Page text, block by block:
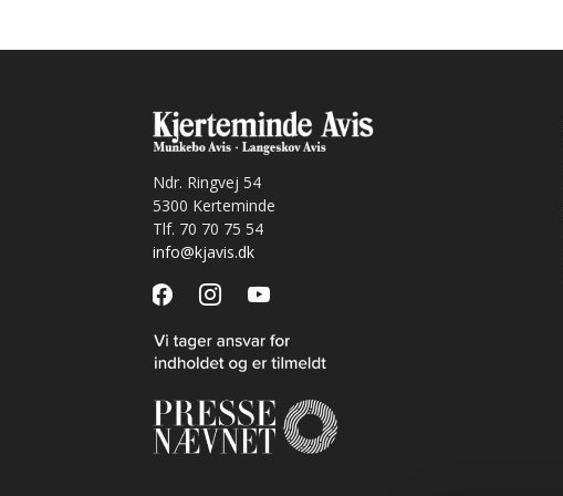
Ndr. Ringvej 54
5300 Kerteminde
Tlf. 70 70 75 54
info@kjavis.dk
facebookinstagramyoutube